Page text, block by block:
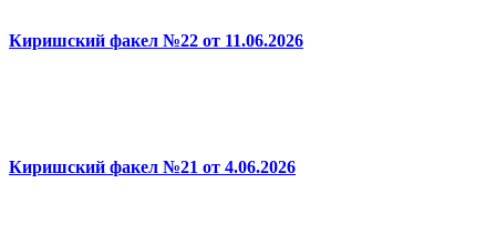
Киришский факел №22 от 11.06.2026
Киришский факел №21 от 4.06.2026